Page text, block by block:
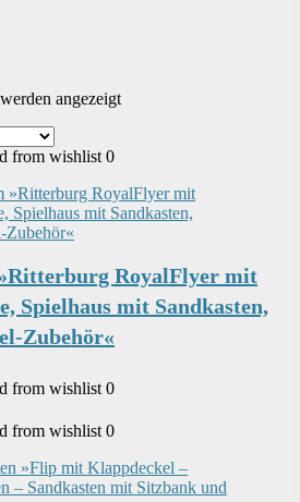
angezeigtNach
from wishlist 0
RoyalFlyer mit
Spielhaus mit Sandkasten,
Zubehör«
from wishlist 0
from wishlist 0